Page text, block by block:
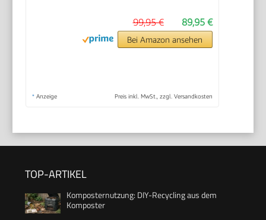
89,95 €
99,95 €
Bei Amazon ansehen
* Anzeige Preis inkl. MwSt., zzgl. Versandkosten
TOP-ARTIKEL
Komposternutzung: DIY-Recycling aus dem
Komposter